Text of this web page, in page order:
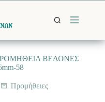
ΒΕΛΟΝΕΣ
58
Προμήθειες